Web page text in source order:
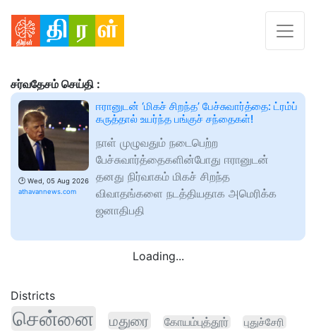
சர்வதேசம் செய்தி :
🕑 Wed, 05 Aug 2026
athavannews.com
ஈரானுடன் ‘மிகச் சிறந்த’ பேச்சுவார்த்தை: ட்ரம்ப்
கருத்தால் உயர்ந்த பங்குச் சந்தைகள்!
நாள் முழுவதும் நடைபெற்ற
பேச்சுவார்த்தைகளின்போது ஈரானுடன்
தனது நிர்வாகம் மிகச் சிறந்த
விவாதங்களை நடத்தியதாக அமெரிக்க
ஜனாதிபதி
Loading...
Districts
சென்னை மதுரை கோயம்புத்தூர் புதுச்சேரி